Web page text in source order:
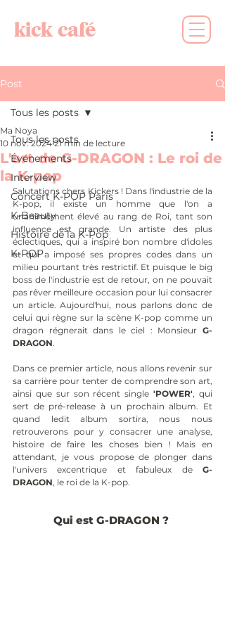
kick café
Post
Tous les posts
Événements
Interview
Concert K-POP Paris
K-Beauty
Histoire de la K-Pop
K-POP
Tous les posts
L'art de G-DRAGON : Le roi de
la K-pop
Ma Noya
10 nov. 2024 21 min de lecture
Salutations chers Kickers ! Dans l'industrie de la
K-pop, il existe un homme que l'on a
unanimement élevé au rang de Roi, tant son
influence est grande. Un artiste des plus
éclectiques, qui a inspiré bon nombre d'idoles
et qui a imposé ses propres codes dans un
milieu pourtant très restrictif. Et puisque le big
boss de l'industrie est de retour, on ne pouvait
pas rêver meilleure occasion pour lui consacrer
un article. Aujourd'hui, nous parlons donc de
celui qui règne sur la scène K-pop comme un
dragon régnerait dans le ciel : Monsieur G-
DRAGON.
Dans ce premier article, nous allons revenir sur
sa carrière pour tenter de comprendre son art,
ainsi que sur son récent single 'POWER', qui
sert de pré-release à un prochain album. Et
quand ledit album sortira, nous nous
retrouverons pour y consacrer une analyse,
histoire de faire les choses bien ! Mais en
attendant, je vous propose de plonger dans
l'univers excentrique et fabuleux de G-
DRAGON, le roi de la K-pop.
Qui est G-DRAGON ?